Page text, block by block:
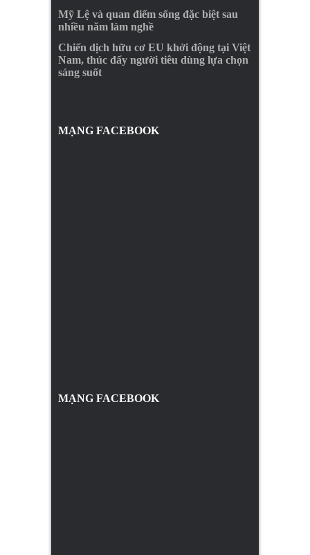
Mỹ Lệ và quan điểm sống đặc biệt sau
nhiều năm làm nghề
Chiến dịch hữu cơ EU khởi động tại Việt
Nam, thúc đẩy người tiêu dùng lựa chọn
sáng suốt
MẠNG FACEBOOK
MẠNG FACEBOOK